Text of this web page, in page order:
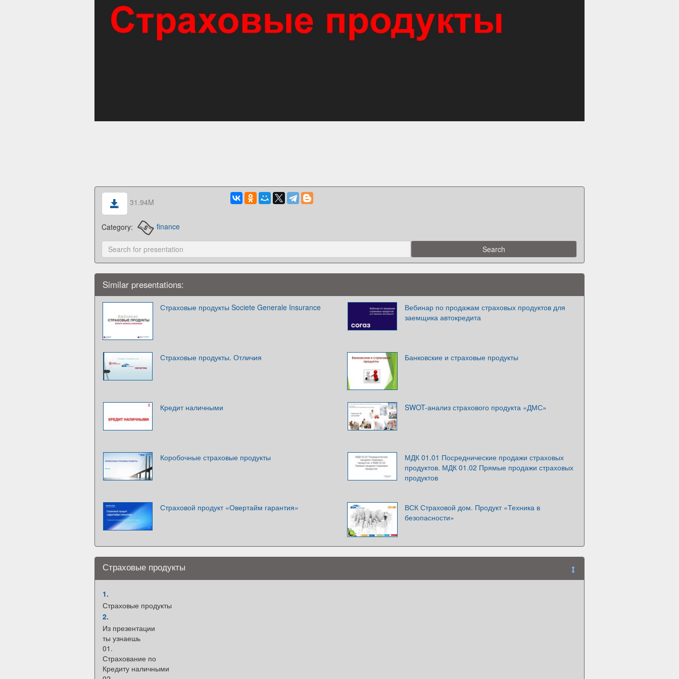
31.94M
Category: finance
Similar presentations:
Страховые продукты Societe Generale Insurance
Вебинар по продажам страховых продуктов для
заемщика автокредита
Страховые продукты. Отличия Банковские и страховые продукты
Кредит наличными SWOT-анализ страхового продукта «ДМС»
Коробочные страховые продукты
МДК 01.01 Посреднические продажи страховых
продуктов. МДК 01.02 Прямые продажи страховых
продуктов
Страховой продукт «Овертайм гарантия»
ВСК Страховой дом. Продукт «Техника в
безопасности»
Страховые продукты
1.
Страховые продукты
2.
Из презентации
ты узнаешь
01.
Страхование по
Кредиту наличными